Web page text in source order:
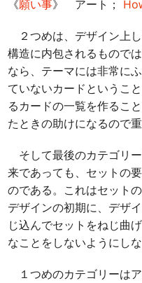
《願い事》 アート；
２つめは、デザイン上
構造に内包されるもので
なら、テーマには非常に
ていないカードというこ
るカードの一覧を作るこ
たときの助けになるので重
そして最後のカテゴリ
来であっても、セットの
のである。これはセット
デザインの初期に、デザ
じ込んでセットをねじ曲
なことをしないようにし
１つめのカテゴリーは